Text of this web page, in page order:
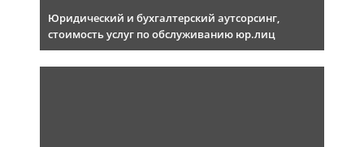
Юридический и бухгалтерский аутсорсинг,
стоимость услуг по обслуживанию юр.лиц